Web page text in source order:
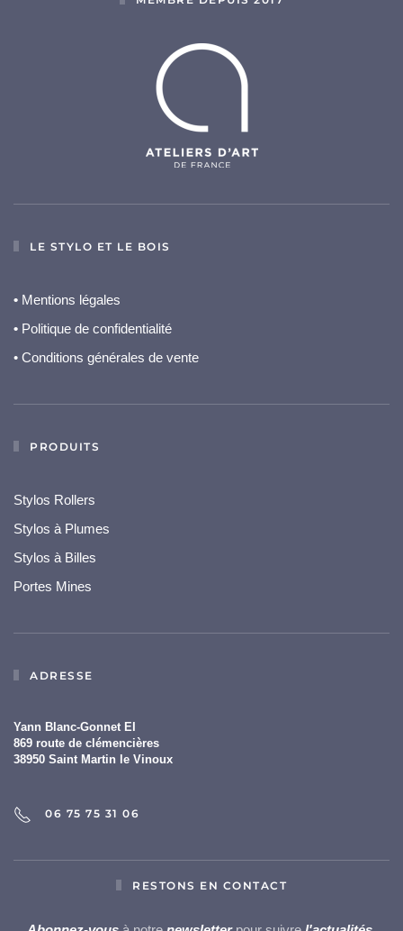
LE STYLO ET LE BOIS
• Mentions légales
• Politique de confidentialité
• Conditions générales de vente
PRODUITS
Stylos Rollers
Stylos à Plumes
Stylos à Billes
Portes Mines
ADRESSE
Yann Blanc-Gonnet EI
869 route de clémencières
38950 Saint Martin le Vinoux
06 75 75 31 06
RESTONS EN CONTACT